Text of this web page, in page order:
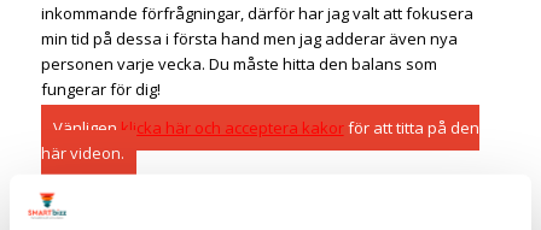
inkommande förfrågningar, därför har jag valt att fokusera
min tid på dessa i första hand men jag adderar även nya
personen varje vecka. Du måste hitta den balans som
fungerar för dig!
Vänligen klicka här och acceptera kakorför att titta på den
här videon.
Relaterad artikel:
selling